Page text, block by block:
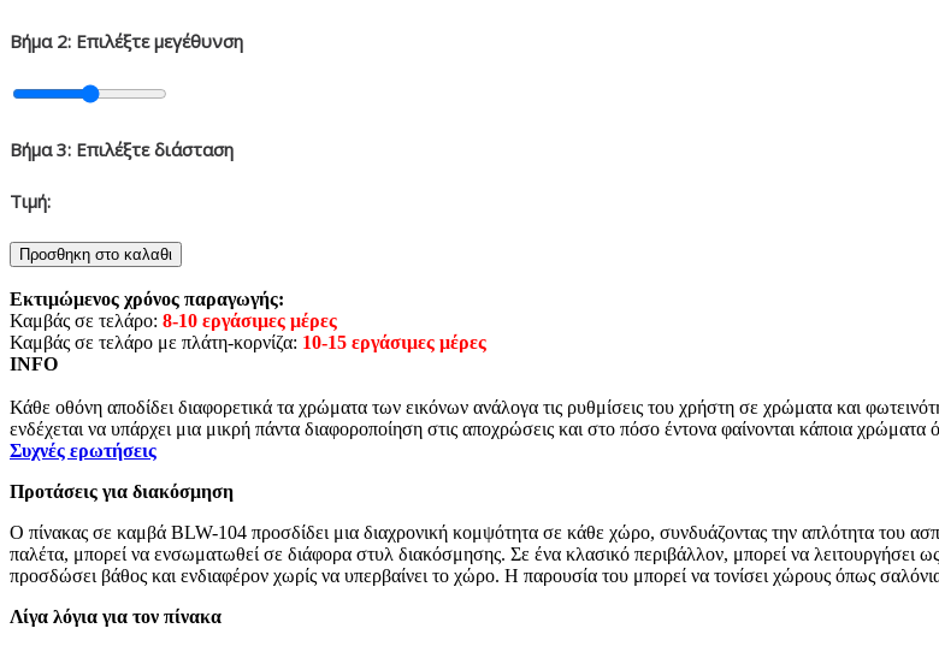
Βήμα 2: Επιλέξτε μεγέθυνση
Βήμα3: Επιλέξτε διάσταση
Τιμή:
Εκτιμώμενος χρόνος παραγωγής:
Καμβάς σε τελάρο: 8-10 εργάσιμες μέρες
Καμβάς σε τελάρο με πλάτη-κορνίζα: 10-15 εργάσιμες μέρες
INFO
Κάθε οθόνη αποδίδει διαφορετικά τα χρώματα των εικόνων ανάλογα τις ρυθμίσεις του χρήστη σε χρώματα και
ενδέχεται να υπάρχει μια μικρή πάντα διαφοροποίηση στις αποχρώσεις και στο πόσο έντονα φαίνονται κάποια
Συχνές ερωτήσεις
Προτάσεις για διακόσμηση
Ο πίνακας σε καμβά BLW-104 προσδίδει μια διαχρονική κομψότητα σε κάθε χώρο, συνδυάζοντας την απλότητα του
παλέτα, μπορεί να ενσωματωθεί σε διάφορα στυλ διακόσμησης. Σε ένα κλασικό περιβάλλον, μπορεί να λειτουργήσει
προσδώσει βάθος και ενδιαφέρον χωρίς να υπερβαίνει το χώρο. Η παρουσία του μπορεί να τονίσει χώρους όπως
Λίγα λόγια για τον πίνακα